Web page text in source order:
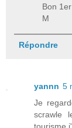
Bon
M
Répondre
yannn 5
Je
scrawle
tourisme